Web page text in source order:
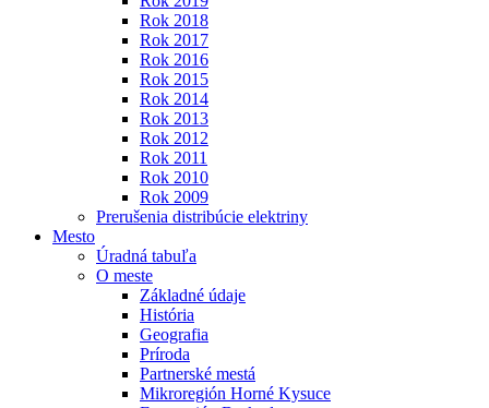
Rok 2018
Rok 2017
Rok 2016
Rok 2015
Rok 2014
Rok 2013
Rok 2012
Rok 2011
Rok 2010
Rok 2009
Prerušenia distribúcie elektriny
Mesto
Úradná tabuľa
O meste
Základné údaje
História
Geografia
Príroda
Partnerské mestá
Mikroregión Horné Kysuce